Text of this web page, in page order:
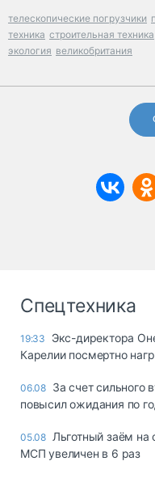
телескопические погрузчики
техника строительная техника
экология великобритания
Спецтехника
19:33
Экс-директора
Карелии посмертно
06.08 За счет сильного
повысил ожидания по
05.08 Льготный заём на
МСП увеличен в 6 раз